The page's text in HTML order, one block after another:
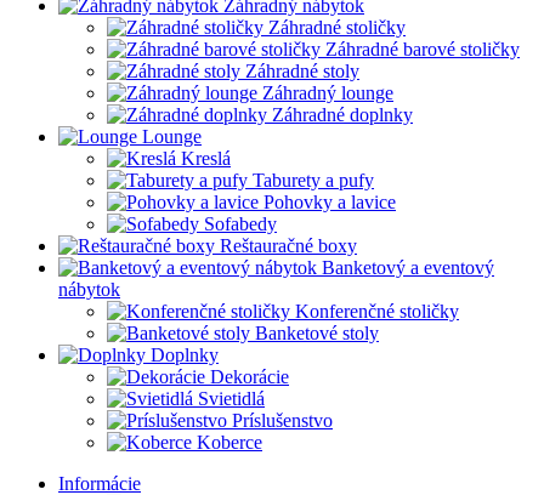
Záhradný nábytok
Záhradné stoličky
Záhradné barové stoličky
Záhradné stoly
Záhradný lounge
Záhradné doplnky
Lounge
Kreslá
Taburety a pufy
Pohovky a lavice
Sofabedy
Reštauračné boxy
Banketový a eventový
nábytok
Konferenčné stoličky
Banketové stoly
Doplnky
Dekorácie
Svietidlá
Príslušenstvo
Koberce
Informácie